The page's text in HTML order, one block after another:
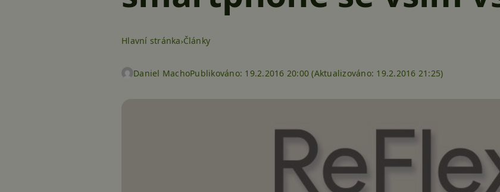
Hlavní stránka Články
Daniel MachoPublikováno: 19.2.2016 20:00 (Aktualizováno: 19.2.2016 21:25)